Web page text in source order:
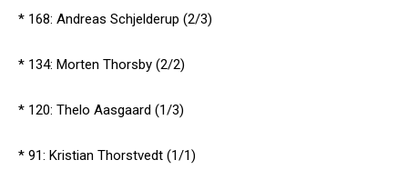
* 168: Andreas Schjelderup (2/3)
* 134: Morten Thorsby (2/2)
* 120: Thelo Aasgaard (1/3)
* 91: Kristian Thorstvedt (1/1)